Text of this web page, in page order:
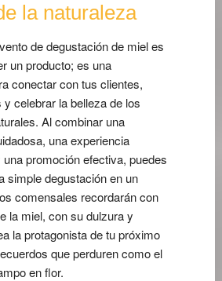
la naturaleza
de degustación de miel es
un producto; es una
conectar con tus clientes,
celebrar la belleza de los
Al combinar una
una experiencia
promoción efectiva, puedes
simple degustación en un
comensales recordarán con
la miel, con su dulzura y
la protagonista de tu próximo
que perduren como el
en flor.